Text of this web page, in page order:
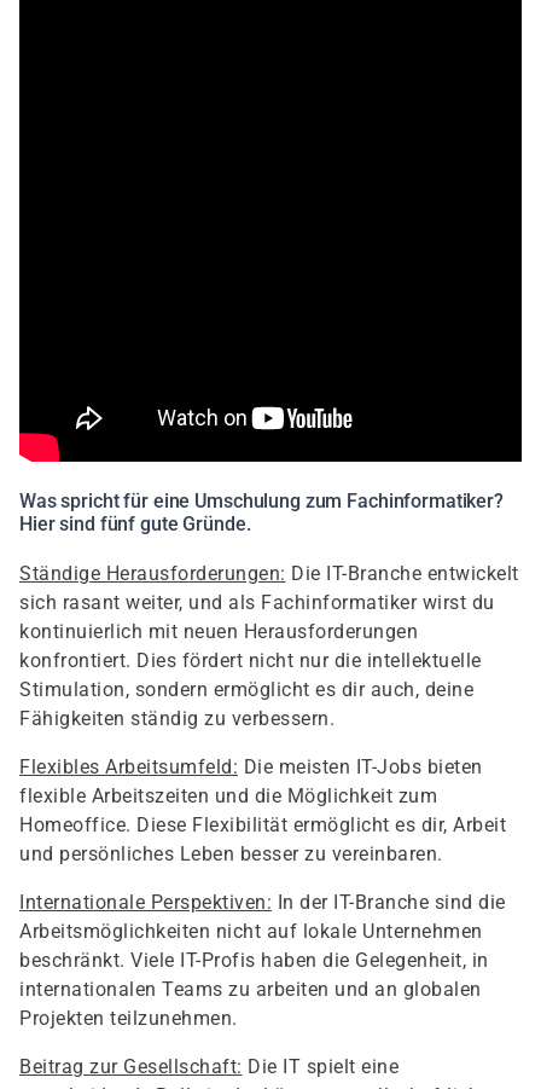
Was spricht für eine Umschulung zum Fachinformatiker?
Hier sind fünf gute Gründe.
Ständige Herausforderungen: Die IT-Branche entwickelt
sich rasant weiter, und als Fachinformatiker wirst du
kontinuierlich mit neuen Herausforderungen
konfrontiert. Dies fördert nicht nur die intellektuelle
Stimulation, sondern ermöglicht es dir auch, deine
Fähigkeiten ständig zu verbessern.
Flexibles Arbeitsumfeld: Die meisten IT-Jobs bieten
flexible Arbeitszeiten und die Möglichkeit zum
Homeoffice. Diese Flexibilität ermöglicht es dir, Arbeit
und persönliches Leben besser zu vereinbaren.
Internationale Perspektiven: In der IT-Branche sind die
Arbeitsmöglichkeiten nicht auf lokale Unternehmen
beschränkt. Viele IT-Profis haben die Gelegenheit, in
internationalen Teams zu arbeiten und an globalen
Projekten teilzunehmen.
Beitrag zur Gesellschaft: Die IT spielt eine